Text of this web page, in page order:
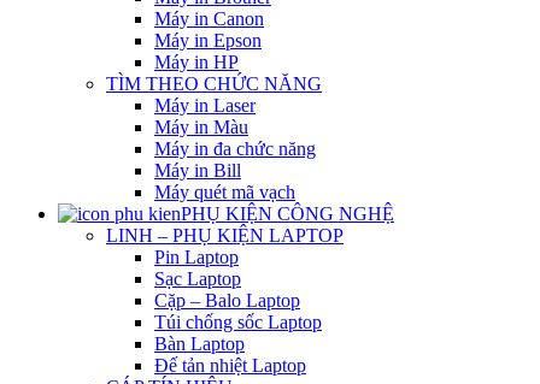
Máy in Canon
Máy in Epson
Máy in HP
TÌM THEO CHỨC NĂNG
Máy in Laser
Máy in Màu
Máy in đa chức năng
Máy in Bill
Máy quét mã vạch
PHỤ KIỆN CÔNG NGHỆ
LINH – PHỤ KIỆN LAPTOP
Pin Laptop
Sạc Laptop
Cặp – Balo Laptop
Túi chống sốc Laptop
Bàn Laptop
Đế tản nhiệt Laptop